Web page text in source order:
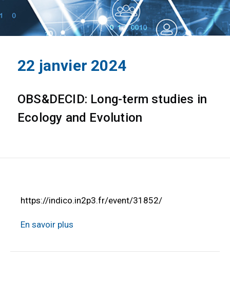
22 janvier 2024
OBS&DECID: Long-term studies in
Ecology and Evolution
https://indico.in2p3.fr/event/31852/
En savoir plus